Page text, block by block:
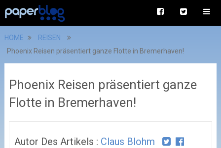
HOME
REISEN
Phoenix Reisen präsentiert ganze Flotte in Bremerhaven!
Phoenix Reisen präsentiert ganze
Flotte in Bremerhaven!
Autor Des Artikels : Claus Blohm